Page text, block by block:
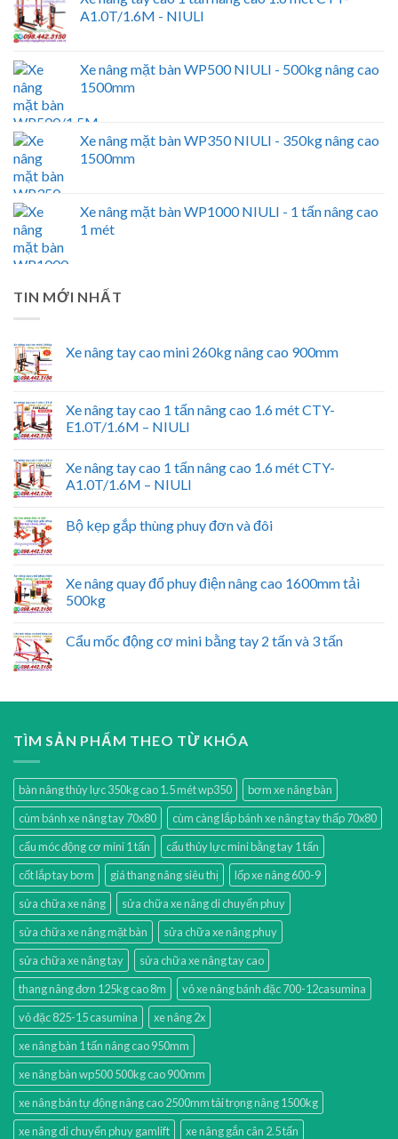
A1.0T/1.6M - NIULI
Xe nâng mặt bàn WP500 NIULI - 500kg nâng cao
1500mm
Xe nâng mặt bàn WP350 NIULI - 350kg nâng cao
1500mm
Xe nâng mặt bàn WP1000 NIULI - 1 tấn nâng cao
1 mét
TIN MỚI NHẤT
Xe nâng tay cao mini 260kg nâng cao 900mm
Xe nâng tay cao 1 tấn nâng cao 1.6 mét CTY-
E1.0T/1.6M – NIULI
Xe nâng tay cao 1 tấn nâng cao 1.6 mét CTY-
A1.0T/1.6M – NIULI
Bộ kẹp gắp thùng phuy đơn và đôi
Xe nâng quay đổ phuy điện nâng cao 1600mm tải
500kg
Cẩu mốc động cơ mini bằng tay 2 tấn và 3 tấn
TÌM SẢN PHẨM THEO TỪ KHÓA
bàn nâng thủy lực 350kg cao 1.5 mét wp350
bơm xe nâng bàn
cùm bánh xe nâng tay 70x80
cùm càng lắp bánh xe nâng tay thấp 70x80
cẩu móc động cơ mini 1 tấn
cẩu thủy lực mini bằng tay 1 tấn
cốt lắp tay bơm
giá thang nâng siêu thị
lốp xe nâng 600-9
sửa chữa xe nâng
sửa chữa xe nâng di chuyển phuy
sửa chữa xe nâng mặt bàn
sửa chữa xe nâng phuy
sửa chữa xe nâng tay
sửa chữa xe nâng tay cao
thang nâng đơn 125kg cao 8m
vỏ xe nâng bánh đặc 700-12casumina
vỏ đặc 825-15 casumina
xe nâng 2x
xe nâng bàn 1 tấn nâng cao 950mm
xe nâng bàn wp500 500kg cao 900mm
xe nâng bán tự động nâng cao 2500mm tải trọng nâng 1500kg
xe nâng di chuyển phuy gamlift
xe nâng gắn cân 2.5 tấn